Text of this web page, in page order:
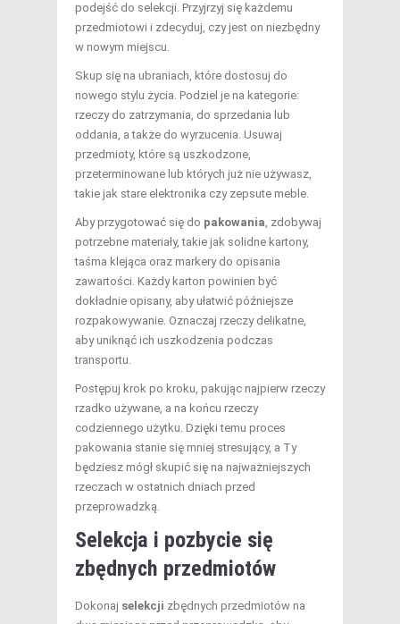
podejść do selekcji. Przyjrzyj się każdemu
przedmiotowi i zdecyduj, czy jest on niezbędny
w nowym miejscu.
Skup się na ubraniach, które dostosuj do
nowego stylu życia. Podziel je na kategorie:
rzeczy do zatrzymania, do sprzedania lub
oddania, a także do wyrzucenia. Usuwaj
przedmioty, które są uszkodzone,
przeterminowane lub których już nie używasz,
takie jak stare elektronika czy zepsute meble.
Aby przygotować się do pakowania, zdobywaj
potrzebne materiały, takie jak solidne kartony,
taśma klejąca oraz markery do opisania
zawartości. Każdy karton powinien być
dokładnie opisany, aby ułatwić późniejsze
rozpakowywanie. Oznaczaj rzeczy delikatne,
aby uniknąć ich uszkodzenia podczas
transportu.
Postępuj krok po kroku, pakując najpierw rzeczy
rzadko używane, a na końcu rzeczy
codziennego użytku. Dzięki temu proces
pakowania stanie się mniej stresujący, a Ty
będziesz mógł skupić się na najważniejszych
rzeczach w ostatnich dniach przed
przeprowadzką.
Selekcja i pozbycie się
zbędnych przedmiotów
Dokonaj selekcji zbędnych przedmiotów na